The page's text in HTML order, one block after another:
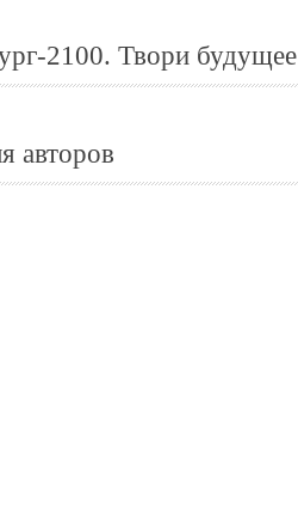
2100. Твори будущее
авторов